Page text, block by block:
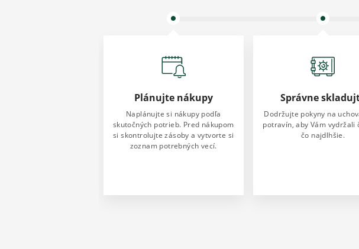
Plánujte nákupy
Naplánujte si nákupy podľa
skutočných potrieb. Pred nákupom
si skontrolujte zásoby a vytvorte si
zoznam potrebných vecí.
Správne
Dodržujte pokyny na
potravín, aby Vám vydržali
čo najdlhšie.